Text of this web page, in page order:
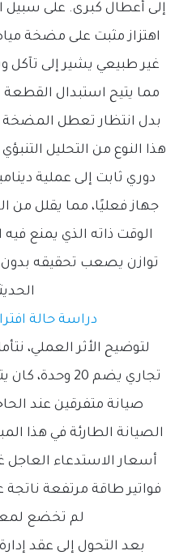
إلى أعطال كبرى. على
اهتزاز مثبت على مضخة
غير طبيعي يشير إلى تآكل
مما يتيح استبدال
بدل انتظار تعطل المضخة
هذا النوع من التحليل
دوري ثابت إلى عملية
جهاز فعليًا، مما يقلل من
الوقت ذاته الذي يمنع
توازن يصعب تحقيقه بدون
دراسة حالة
لتوضيح الأثر العملي،
تجاري يضم 20
صيانة متفرقين عند
الصيانة الطارئة في هذا
أسعار الاستدعاء العاجل
فواتير طاقة مرتفعة
لم تخضع
بعد التحول إلى عقد